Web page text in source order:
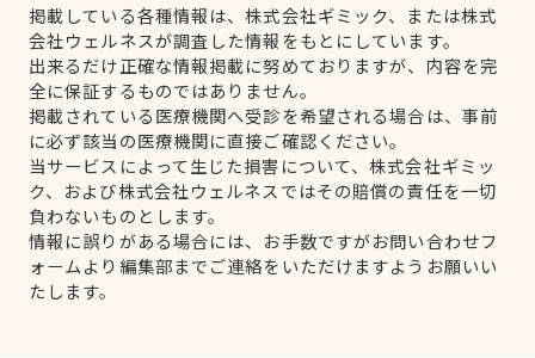
掲載している各種情報は、株式会社ギミック、または株式
会社ウェルネスが調査した情報をもとにしています。
出来るだけ正確な情報掲載に努めておりますが、内容を完
全に保証するものではありません。
掲載されている医療機関へ受診を希望される場合は、事前
に必ず該当の医療機関に直接ご確認ください。
当サービスによって生じた損害について、株式会社ギミッ
ク、および株式会社ウェルネスではその賠償の責任を一切
負わないものとします。
情報に誤りがある場合には、お手数ですがお問い合わせフ
ォームより編集部までご連絡をいただけますようお願いい
たします。